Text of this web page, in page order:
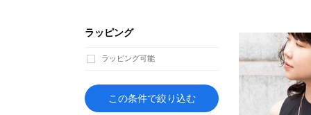
ラッピング
ラッピング可能
この条件で絞り込む